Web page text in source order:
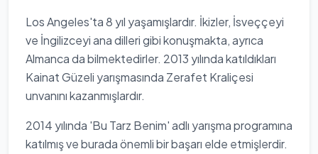
Los Angeles'ta 8 yıl yaşamışlardır. İkizler, İsveççeyi
ve İngilizceyi ana dilleri gibi konuşmakta, ayrıca
Almanca da bilmektedirler. 2013 yılında katıldıkları
Kainat Güzeli yarışmasında Zerafet Kraliçesi
unvanını kazanmışlardır.
2014 yılında 'Bu Tarz Benim' adlı yarışma programına
katılmış ve burada önemli bir başarı elde etmişlerdir.